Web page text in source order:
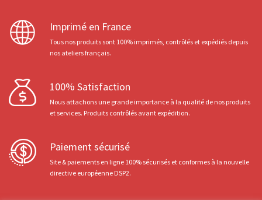
Imprimé en France
Tous nos produits sont 100% imprimés, contrôlés et expédiés depuis
nos ateliers français.
100% Satisfaction
Nous attachons une grande importance à la qualité de nos produits
et services. Produits contrôlés avant expédition.
Paiement sécurisé
Site & paiements en ligne 100% sécurisés et conformes à la nouvelle
directive européenne DSP2.